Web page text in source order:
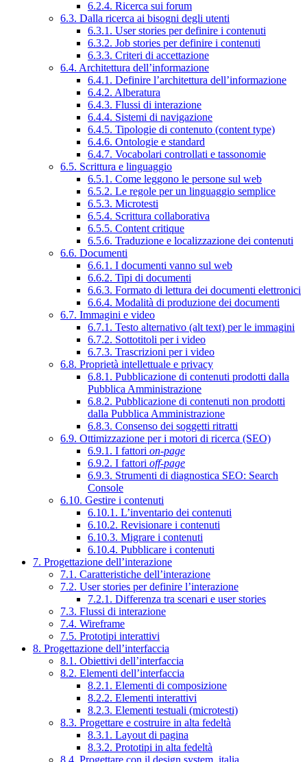
6.2.4. Ricerca sui forum
6.3. Dalla ricerca ai bisogni degli utenti
6.3.1. User stories per definire i contenuti
6.3.2. Job stories per definire i contenuti
6.3.3. Criteri di accettazione
6.4. Architettura dell’informazione
6.4.1. Definire l’architettura dell’informazione
6.4.2. Alberatura
6.4.3. Flussi di interazione
6.4.4. Sistemi di navigazione
6.4.5. Tipologie di contenuto (content type)
6.4.6. Ontologie e standard
6.4.7. Vocabolari controllati e tassonomie
6.5. Scrittura e linguaggio
6.5.1. Come leggono le persone sul web
6.5.2. Le regole per un linguaggio semplice
6.5.3. Microtesti
6.5.4. Scrittura collaborativa
6.5.5. Content critique
6.5.6. Traduzione e localizzazione dei contenuti
6.6. Documenti
6.6.1. I documenti vanno sul web
6.6.2. Tipi di documenti
6.6.3. Formato di lettura dei documenti elettronici
6.6.4. Modalità di produzione dei documenti
6.7. Immagini e video
6.7.1. Testo alternativo (alt text) per le immagini
6.7.2. Sottotitoli per i video
6.7.3. Trascrizioni per i video
6.8. Proprietà intellettuale e privacy
6.8.1. Pubblicazione di contenuti prodotti dalla
Pubblica Amministrazione
6.8.2. Pubblicazione di contenuti non prodotti
dalla Pubblica Amministrazione
6.8.3. Consenso dei soggetti ritratti
6.9. Ottimizzazione per i motori di ricerca (SEO)
6.9.1. I fattori on-page
6.9.2. I fattori off-page
6.9.3. Strumenti di diagnostica SEO: Search
Console
6.10. Gestire i contenuti
6.10.1. L’inventario dei contenuti
6.10.2. Revisionare i contenuti
6.10.3. Migrare i contenuti
6.10.4. Pubblicare i contenuti
7. Progettazione dell’interazione
7.1. Caratteristiche dell’interazione
7.2. User stories per definire l’interazione
7.2.1. Differenza tra scenari e user stories
7.3. Flussi di interazione
7.4. Wireframe
7.5. Prototipi interattivi
8. Progettazione dell’interfaccia
8.1. Obiettivi dell’interfaccia
8.2. Elementi dell’interfaccia
8.2.1. Elementi di composizione
8.2.2. Elementi interattivi
8.2.3. Elementi testuali (microtesti)
8.3. Progettare e costruire in alta fedeltà
8.3.1. Layout di pagina
8.3.2. Prototipi in alta fedeltà
8.4. Progettare con il design system .italia